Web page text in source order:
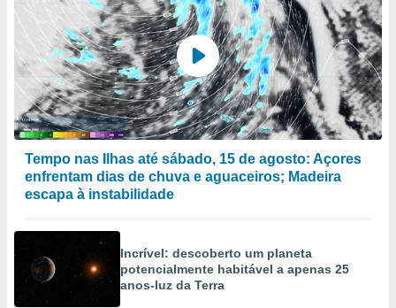
Tempo nas Ilhas até sábado, 15 de agosto: Açores
enfrentam dias de chuva e aguaceiros; Madeira
escapa à instabilidade
Incrível: descoberto um planeta
potencialmente habitável a apenas 25
anos-luz da Terra